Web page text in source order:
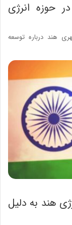
حوزه انرژی
هند درباره توسعه
هند به دلیل